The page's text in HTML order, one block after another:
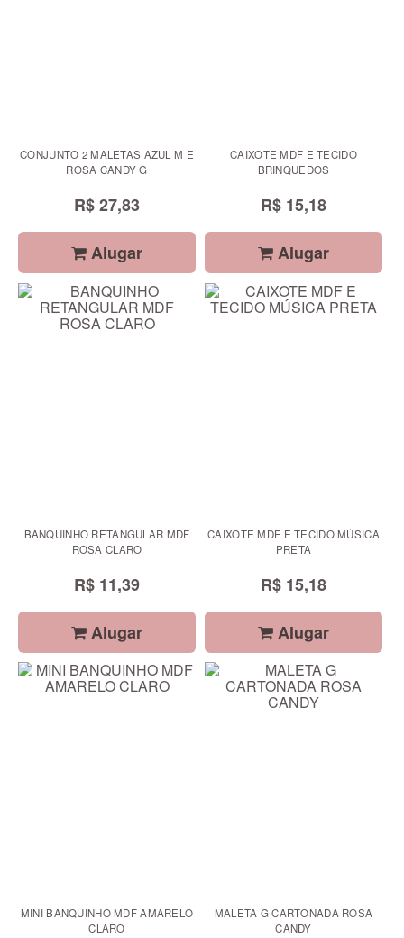
CONJUNTO 2 MALETAS AZUL M E
ROSA CANDY G
R$ 27,83
Alugar
CAIXOTE MDF E TECIDO
BRINQUEDOS
R$ 15,18
Alugar
BANQUINHO RETANGULAR MDF
ROSA CLARO
R$ 11,39
Alugar
CAIXOTE MDF E TECIDO MÚSICA
PRETA
R$ 15,18
Alugar
MINI BANQUINHO MDF AMARELO
CLARO
MALETA G CARTONADA ROSA
CANDY